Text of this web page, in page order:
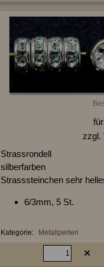
für
zzgl.
Strassrondell
silberfarben
Strasssteinchen sehr
6/3mm, 5 St.
Kategorie: Metallperlen